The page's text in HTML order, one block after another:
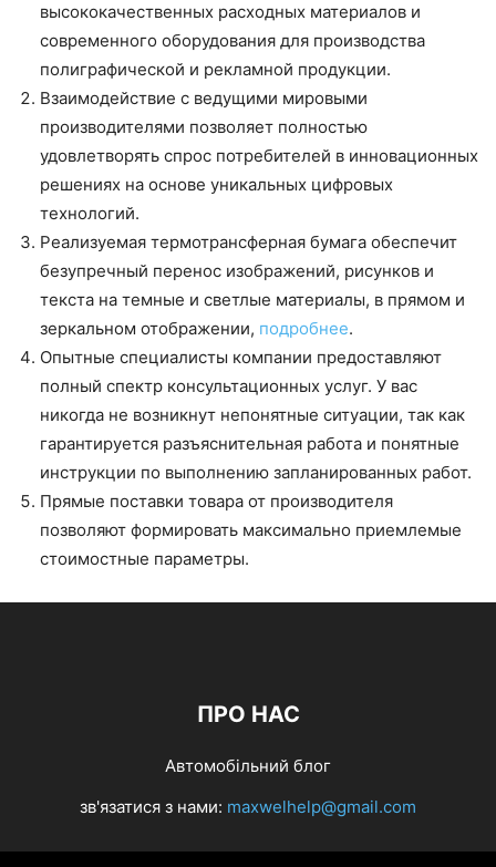
высококачественных расходных материалов и
современного оборудования для производства
полиграфической и рекламной продукции.
Взаимодействие с ведущими мировыми
производителями позволяет полностью
удовлетворять спрос потребителей в инновационных
решениях на основе уникальных цифровых
технологий.
Реализуемая термотрансферная бумага обеспечит
безупречный перенос изображений, рисунков и
текста на темные и светлые материалы, в прямом и
зеркальном отображении, подробнее.
Опытные специалисты компании предоставляют
полный спектр консультационных услуг. У вас
никогда не возникнут непонятные ситуации, так как
гарантируется разъяснительная работа и понятные
инструкции по выполнению запланированных работ.
Прямые поставки товара от производителя
позволяют формировать максимально приемлемые
стоимостные параметры.
ПРО НАС
Автомобільний блог
зв'язатися з нами: maxwelhelp@gmail.com